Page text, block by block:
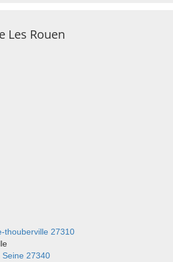
Les Rouen
thouberville 27310
27340